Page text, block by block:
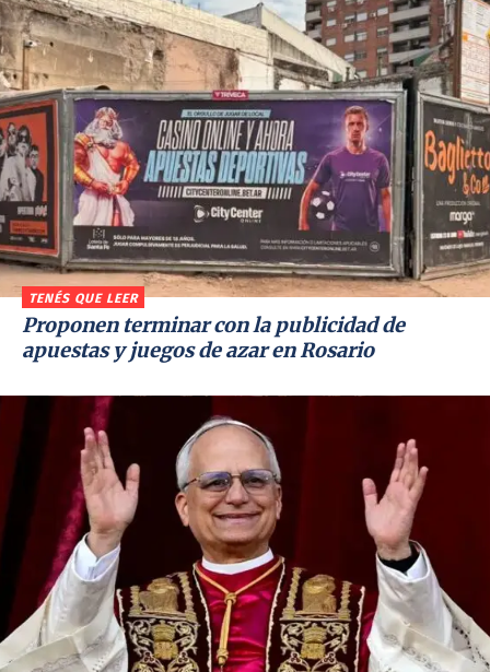
TENÉS QUE LEER
Proponen terminar con la publicidad de
apuestas y juegos de azar en Rosario